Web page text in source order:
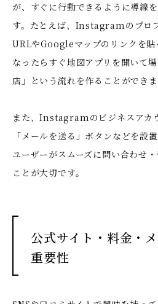
が、すぐに行動できるように導線
す。たとえば、Instagramのプロ
URLやGoogleマップのリンクを貼
なったらすぐ地図アプリを開いて
店」という流れを作ることができま
また、Instagramのビジネスアカ
「メールを送る」ボタンなどを設
ユーザーがスムーズに問い合わせ
ことが大切です。
公式サイト・料金・
重要性